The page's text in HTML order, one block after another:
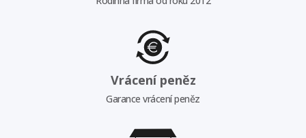
Vrácení peněz
Garance vrácení peněz